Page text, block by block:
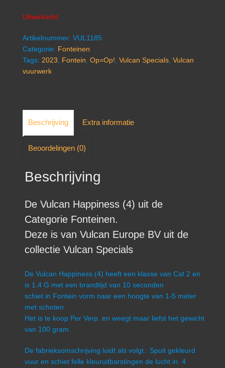
Uitverkocht
Artikelnummer: VUL1185
Categorie: Fonteinen
Tags: 2023 Fontein Op=Op! Vulcan Specials Vulcan
vuurwerk
Beschrijving Extra informatie
Beoordelingen (0)
Beschrijving
De Vulcan Happiness (4) uit de
Categorie Fonteinen.
Deze is van Vulcan Europe BV uit de
collectie Vulcan Specials
De Vulcan Happiness (4) heeft een klasse van Cat 2 en
is 1,4 G met een brandtijd van 10 seconden
schiet in Fontein vorm naar een hoogte van 1-5 meter
met schoten.
Het is te koop Per Verp. en weegt maar liefst het gewicht
van 100 gram.
De fabrieksomschrijving luidt als volgt.: Spuit gekleurd
vuur en schiet felle kleuruitbarstingen de lucht in. 4